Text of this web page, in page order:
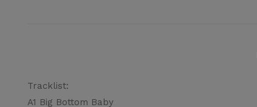
Tracklist:
A1 Big Bottom Baby